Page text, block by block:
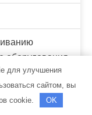
оборудования
фирма
баня на
для улучшения
сайтом, вы
cookie.
OK